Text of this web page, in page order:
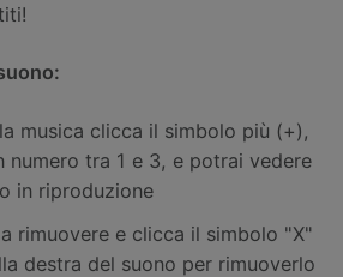
musica clicca il simbolo più (+),
numero tra 1 e 3, e potrai vedere
in riproduzione
rimuovere e clicca il simbolo "X"
destra del suono per rimuoverlo